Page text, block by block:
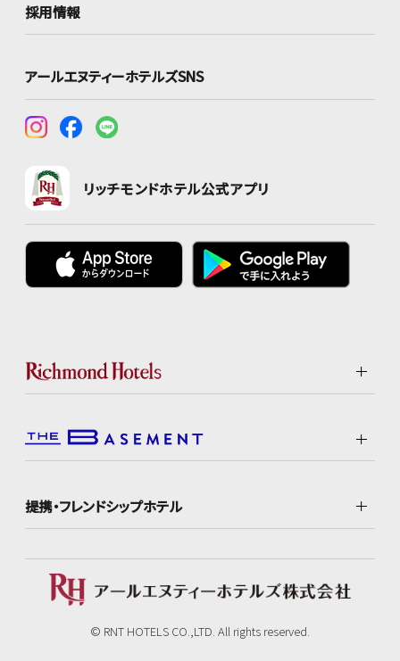
採用情報
アールエヌティーホテルズSNS
リッチモンドホテル公式アプリ
提携・フレンドシップホテル
© RNT HOTELS CO.,LTD. All rights reserved.